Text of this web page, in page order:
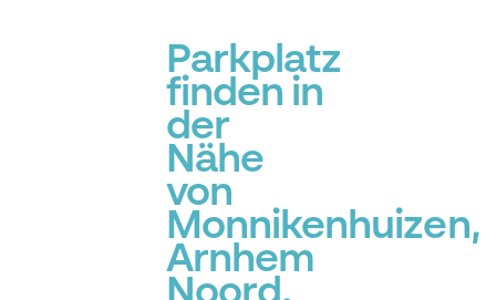
Parkplatz
finden in
der
Nähe
von
Monnikenhuizen,
Arnhem